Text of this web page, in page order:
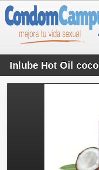
Inlube Hot Oil coco